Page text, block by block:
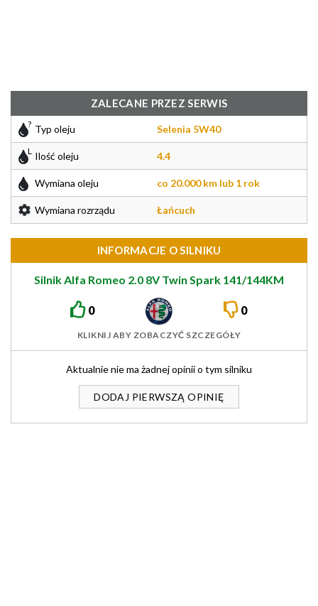
ZALECANE PRZEZ SERWIS
Typ oleju Selenia 5W40
Ilość oleju 4.4
Wymiana oleju co 20.000 km lub 1 rok
Wymiana rozrządu Łańcuch
INFORMACJE O SILNIKU
Silnik Alfa Romeo 2.0 8V Twin Spark 141/144KM
0 0
KLIKNIJ ABY ZOBACZYĆ SZCZEGÓŁY
Aktualnie nie ma żadnej opinii o tym silniku
DODAJ PIERWSZĄ OPINIĘ